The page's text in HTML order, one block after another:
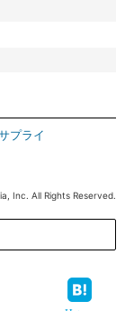
プライ
Inc. All Rights Reserved.